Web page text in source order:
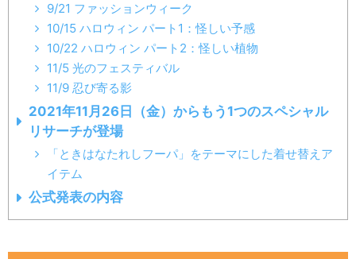
9/21 ファッションウィーク
10/15 ハロウィン パート1：怪しい予感
10/22 ハロウィン パート2：怪しい植物
11/5 光のフェスティバル
11/9 忍び寄る影
2021年11月26日（金）からもう1つのスペシャル
リサーチが登場
「ときはなたれしフーパ」をテーマにした着せ替えア
イテム
公式発表の内容